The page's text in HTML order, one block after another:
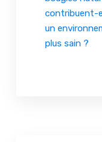
contribuent-
un
plus sain ?